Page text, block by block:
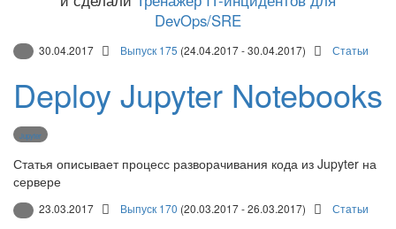
DevOps/SRE
30.04.2017 Выпуск 175 (24.04.2017 - 30.04.2017) Статьи
Deploy Jupyter Notebooks
Jupyter
Статья описывает процесс разворачивания кода из Jupyter на
сервере
23.03.2017 Выпуск 170 (20.03.2017 - 26.03.2017) Статьи